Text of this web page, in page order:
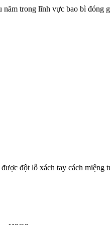
trong lĩnh vực bao bì đóng
đột lỗ xách tay cách miệng